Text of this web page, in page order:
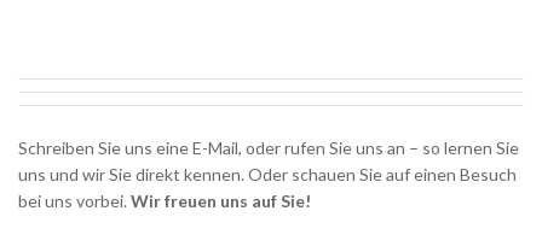
Schreiben Sie uns eine E-Mail, oder rufen Sie uns an – so lernen Sie
uns und wir Sie direkt kennen. Oder schauen Sie auf einen Besuch
bei uns vorbei. Wir freuen uns auf Sie!